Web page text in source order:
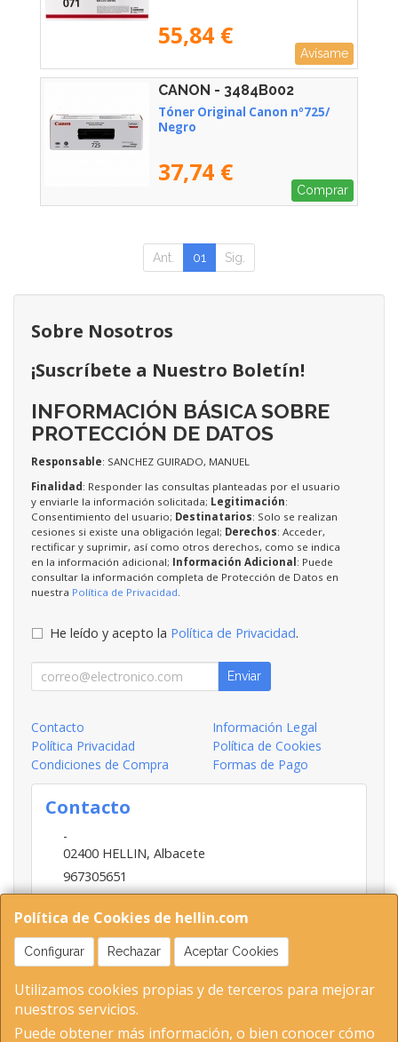
55,84 €
Avísame
CANON - 3484B002
Tóner Original Canon nº725/
Negro
37,74 €
Comprar
Ant. 01 Sig.
Política de Cookies de hellin.com
Configurar Rechazar Aceptar Cookies
Utilizamos cookies propias y de terceros para mejorar
nuestros servicios.
Puede obtener más información, o bien conocer cómo
Sobre Nosotros
¡Suscríbete a Nuestro Boletín!
INFORMACIÓN BÁSICA SOBRE
PROTECCIÓN DE DATOS
Responsable: SANCHEZ GUIRADO, MANUEL
Finalidad : Responder las consultas planteadas por el usuario
y enviarle la información solicitada; Legitimación:
Consentimiento del usuario; Destinatarios: Solo se realizan
cesiones si existe una obligación legal; Derechos: Acceder,
rectificar y suprimir, así como otros derechos, como se indica
en la información adicional; Información Adicional : Puede
consultar la información completa de Protección de Datos en
nuestra Política de Privacidad
He leído y acepto la Política de Privacidad.
Enviar
Contacto
Información Legal
Política Privacidad
Política de Cookies
Condiciones de Compra
Formas de Pago
Contacto
-
02400 HELLIN, Albacete
967305651
INFO@HELLIN.COM
Horario
09:00-13:30; 16:30-20:30